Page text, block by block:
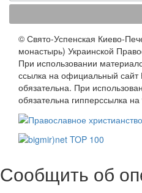
© Свято-Успенская Киево-
монастырь) Украинской
При использовании
ссылка на официальный
обязательна. При
обязательна гипперссылка
Сообщить об